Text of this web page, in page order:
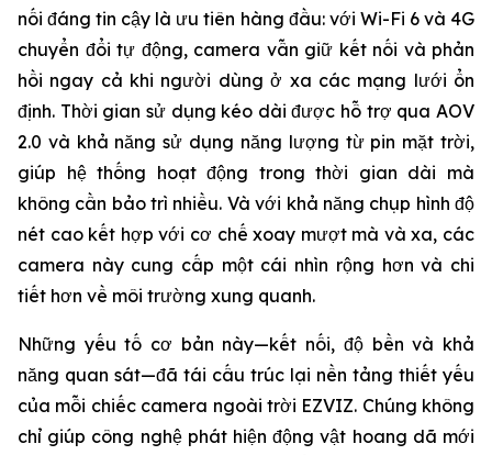
nối đáng tin cậy là ưu tiên hàng đầu: với Wi-Fi 6 và 4G
chuyển đổi tự động, camera vẫn giữ kết nối và phản
hồi ngay cả khi người dùng ở xa các mạng lưới ổn
định. Thời gian sử dụng kéo dài được hỗ trợ qua AOV
2.0 và khả năng sử dụng năng lượng từ pin mặt trời,
giúp hệ thống hoạt động trong thời gian dài mà
không cần bảo trì nhiều. Và với khả năng chụp hình độ
nét cao kết hợp với cơ chế xoay mượt mà và xa, các
camera này cung cấp một cái nhìn rộng hơn và chi
tiết hơn về môi trường xung quanh.
Những yếu tố cơ bản này—kết nối, độ bền và khả
năng quan sát—đã tái cấu trúc lại nền tảng thiết yếu
của mỗi chiếc camera ngoài trời EZVIZ. Chúng không
chỉ giúp công nghệ phát hiện động vật hoang dã mới